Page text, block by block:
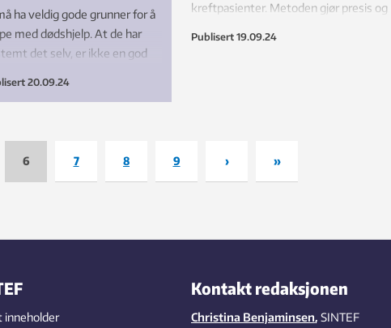
ha veldig gode grunner for å
med dødshjelp. At de har
det selv, er ikke en god
20.09.24
kreftpasienter. Metoden gjør presis og
Publisert 19.09.24
6 7 8 9 › »
inneholder
Kontakt redaksjonen
Christina Benjaminsen, SINTEF